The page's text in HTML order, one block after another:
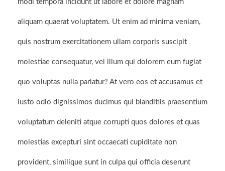
modi tempora incidunt ut labore et dolore magnam
aliquam quaerat voluptatem. Ut enim ad minima veniam,
quis nostrum exercitationem ullam corporis suscipit
molestiae consequatur, vel illum qui dolorem eum fugiat
quo voluptas nulla pariatur? At vero eos et accusamus et
iusto odio dignissimos ducimus qui blanditiis praesentium
voluptatum deleniti atque corrupti quos dolores et quas
molestias excepturi sint occaecati cupiditate non
provident, similique sunt in culpa qui officia deserunt